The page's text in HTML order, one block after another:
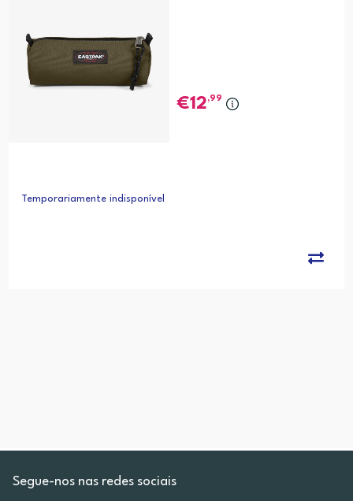
12,99
Temporariamente indisponível
Segue-nos nas redes sociais